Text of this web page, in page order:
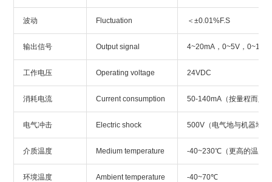
波动 Fluctuation ＜±0.01%F.S
输出信号 Output signal 4~20mA，0~5V，0~10V
工作电压 Operating voltage 24VDC
消耗电流 Current consumption 50-140mA（按量程而定
电气冲击 Electric shock 500V（电气地与机器地之
介质温度 Medium temperature -40~230℃（更高的温度
环境温度 Ambient temperature -40~70℃